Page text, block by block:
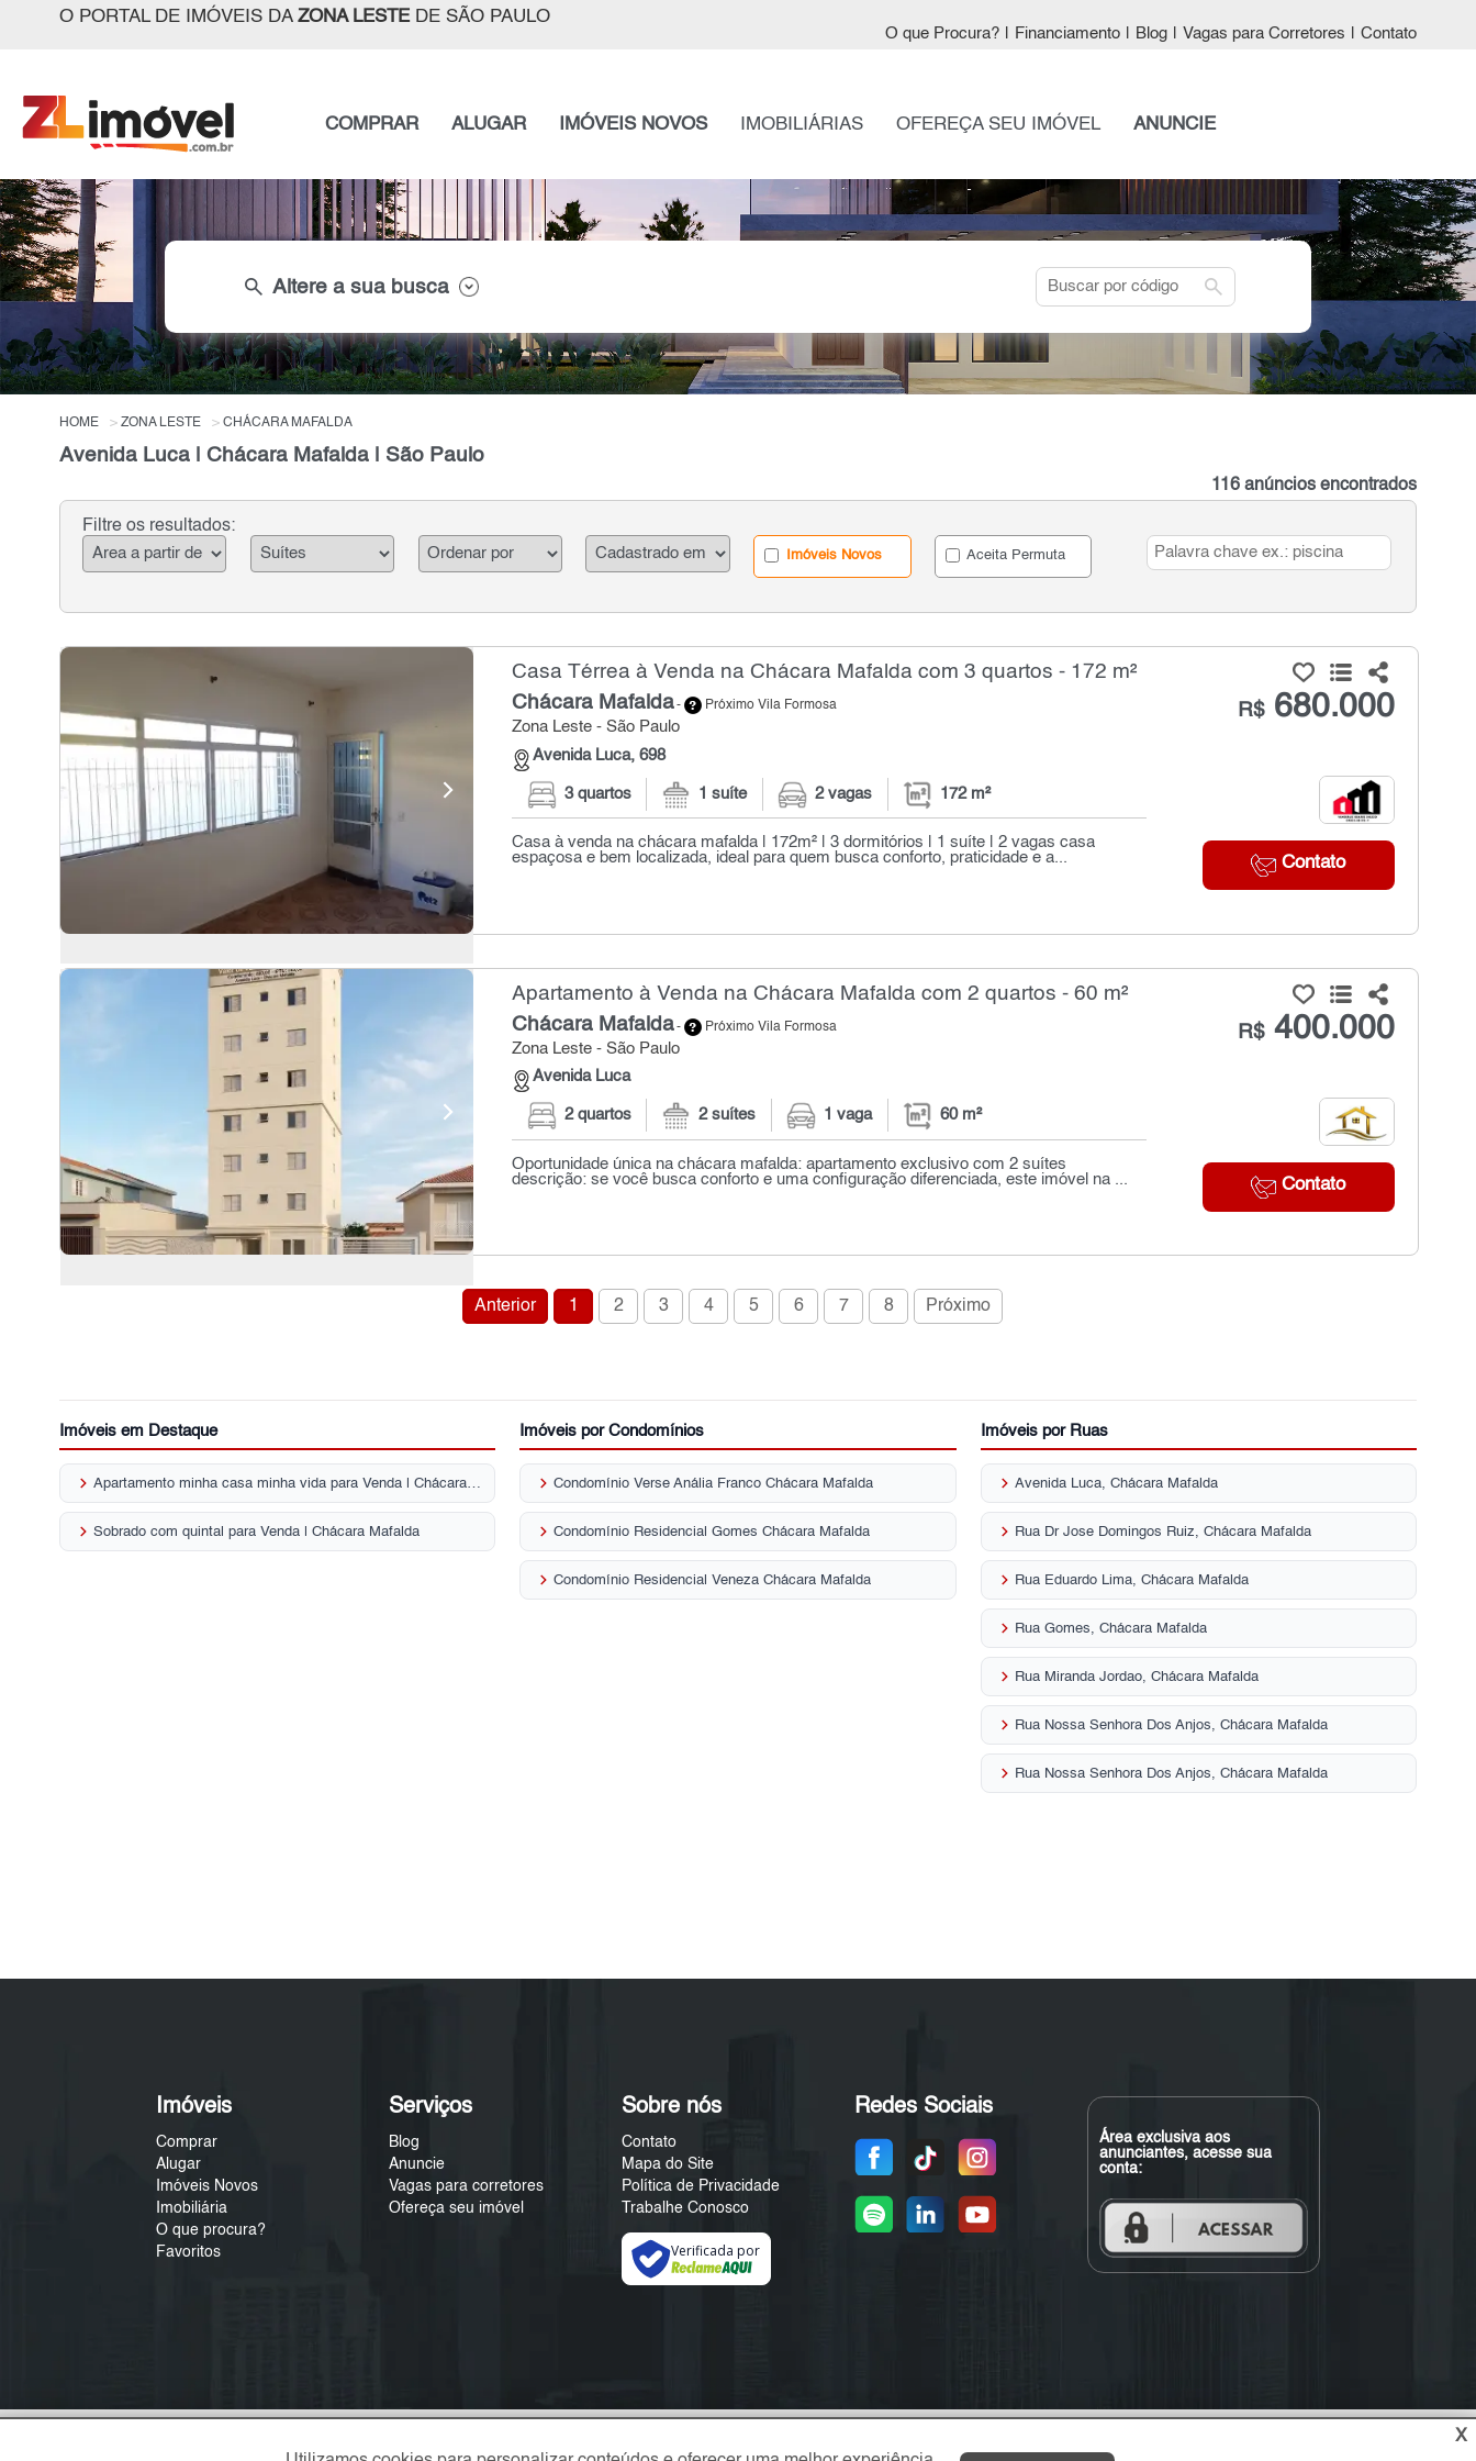
O PORTAL DE IMÓVEIS DA ZONA LESTEDE SÃO PAULO
O que Procura? Financiamento Blog Vagas para Corretores Contato
COMPRAR ALUGAR IMÓVEIS NOVOS IMOBILIÁRIAS OFEREÇA SEU IMÓVEL ANUNCIE
search Altere a sua busca search
HOME ZONA LESTE CHÁCARA MAFALDA
Avenida Luca | Chácara Mafalda | São Paulo
116 anúncios encontrados
Filtre os resultados:
Imóveis Novos Aceita Permuta
Casa Térrea à Venda na Chácara Mafalda com 3 quartos - 172 m²
Chácara Mafalda- Próximo Vila Formosa
Zona Leste - São Paulo
Avenida Luca, 698
R$680.000
Contato
3 quartos 1 suíte 2 vagas 172 m²
Casa à venda na chácara mafalda | 172m² | 3 dormitórios | 1 suíte | 2 vagas casa
espaçosa e bem localizada, ideal para quem busca conforto, praticidade e a...
Apartamento à Venda na Chácara Mafalda com 2 quartos - 60 m²
Chácara Mafalda- Próximo Vila Formosa
Zona Leste - São Paulo
Avenida Luca
R$400.000
Contato
2 quartos 2 suítes 1 vaga 60 m²
Oportunidade única na chácara mafalda: apartamento exclusivo com 2 suítes
descrição: se você busca conforto e uma configuração diferenciada, este imóvel na ...
Anterior 1 2 3 4 5 6 7 8 Próximo
Imóveis em Destaque
keyboard_arrow_right Apartamento minha casa minha vida para Venda | Chácara Mafalda
keyboard_arrow_right Sobrado com quintal para Venda | Chácara Mafalda
Imóveis por Condomínios
keyboard_arrow_rightCondomínio Verse Anália Franco Chácara Mafalda
keyboard_arrow_rightCondomínio Residencial Gomes Chácara Mafalda
keyboard_arrow_rightCondomínio Residencial Veneza Chácara Mafalda
Imóveis por Ruas
keyboard_arrow_right Avenida Luca, Chácara Mafalda
keyboard_arrow_right Rua Dr Jose Domingos Ruiz, Chácara Mafalda
keyboard_arrow_right Rua Eduardo Lima, Chácara Mafalda
keyboard_arrow_right Rua Gomes, Chácara Mafalda
keyboard_arrow_right Rua Miranda Jordao, Chácara Mafalda
keyboard_arrow_right Rua Nossa Senhora Dos Anjos, Chácara Mafalda
keyboard_arrow_right Rua Nossa Senhora Dos Anjos, Chácara Mafalda
Imóveis
Comprar
Alugar
Imóveis Novos
Imobiliária
O que procura?
Favoritos
Serviços
Blog
Anuncie
Vagas para corretores
Ofereça seu imóvel
Sobre nós
Contato
Mapa do Site
Política de Privacidade
Trabalhe Conosco
Verificada por
Redes Sociais
Área exclusiva aos
anunciantes, acesse sua
conta:
X